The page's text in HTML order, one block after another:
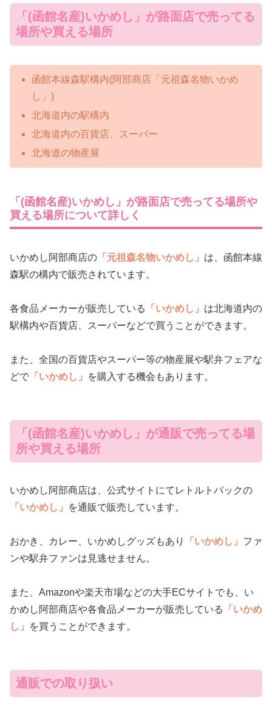
「(函館名産)いかめし」が路面店で売ってる
場所や買える場所
函館本線森駅構内(阿部商店「元祖森名物いかめ
し」)
北海道内の駅構内
北海道内の百貨店、スーパー
北海道の物産展
「(函館名産)いかめし」が路面店で売ってる場所や
買える場所について詳しく
いかめし阿部商店の 「元祖森名物いかめし」 は、函館本線
森駅の構内で販売されています。
各食品メーカーが販売している 「いかめし」 は北海道内の
駅構内や百貨店、スーパーなどで買うことができます。
また、全国の百貨店やスーパー等の物産展や駅弁フェアな
どで 「いかめし」 を購入する機会もあります。
「(函館名産)いかめし」が通販で売ってる場
所や買える場所
いかめし阿部商店は、公式サイトにてレトルトパックの
「いかめし」
を通販で販売しています。
おかき、カレー、いかめしグッズもあり 「いかめし」 ファ
ンや駅弁ファンは見逃せません。
また、Amazonや楽天市場などの大手ECサイトでも、い
かめし阿部商店や各食品メーカーが販売している
「いかめ
し」
を買うことができます。
通販での取り扱い